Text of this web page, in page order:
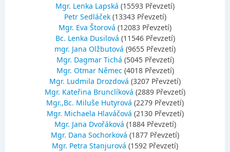
Mgr. Lenka Lapská (15593 Převzetí)
Petr Sedláček (13343 Převzetí)
Mgr. Eva Štorová (12083 Převzetí)
Bc. Lenka Dusilová (11546 Převzetí)
mgr. Jana Olžbutová (9655 Převzetí)
Mgr. Dagmar Tichá (5045 Převzetí)
Mgr. Otmar Němec (4018 Převzetí)
Mgr. Ludmila Drozdová (3207 Převzetí)
Mgr. Kateřina Brunclíková (2889 Převzetí)
Mgr.,Bc. Miluše Hutyrová (2279 Převzetí)
Mgr. Michaela Hlaváčová (2130 Převzetí)
Mgr. Jana Dvořáková (1884 Převzetí)
Mgr. Dana Sochorková (1877 Převzetí)
Mgr. Petra Stanjurová (1592 Převzetí)